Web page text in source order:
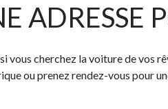
ADRESSE
vous cherchez la voiture de vos
ou prenez rendez-vous pour